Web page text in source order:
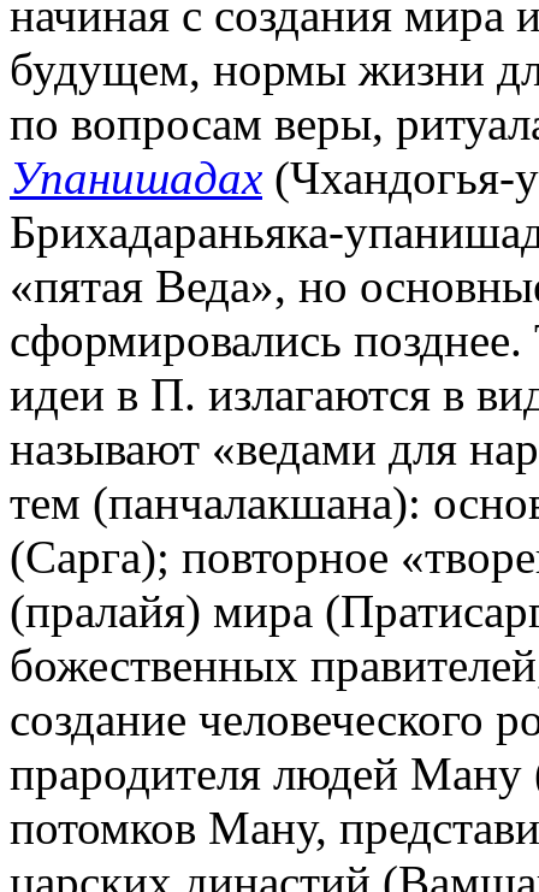
начиная с создания мира
будущем, нормы жизни
по вопросам веры,
Упанишадах (Чхандогья-
Брихадараньяка-
«пятая Веда», но
сформировались
идеи в П. излагаются в
называют «ведами для
тем (панчалакшана):
(Сарга); повторное
(пралайя) мира
божественных
создание человеческого
прародителя людей Ману
потомков Ману,
царских династий